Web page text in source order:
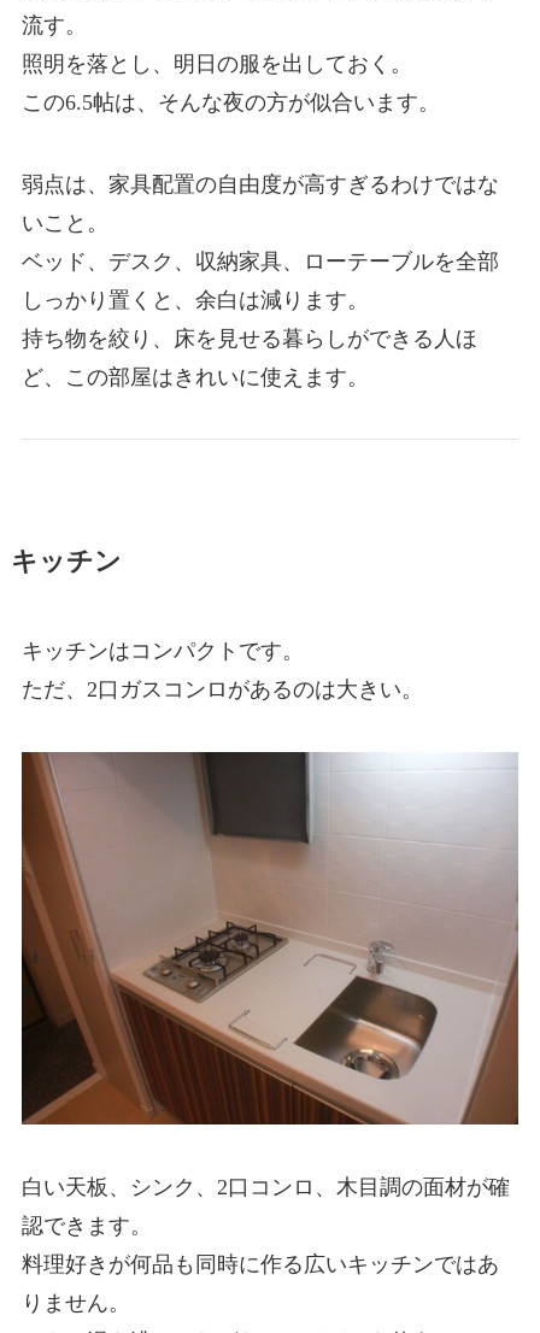
流す。
照明を落とし、明日の服を出しておく。
この6.5帖は、そんな夜の方が似合います。
弱点は、家具配置の自由度が高すぎるわけではな
いこと。
ベッド、デスク、収納家具、ローテーブルを全部
しっかり置くと、余白は減ります。
持ち物を絞り、床を見せる暮らしができる人ほ
ど、この部屋はきれいに使えます。
キッチン
キッチンはコンパクトです。
ただ、2口ガスコンロがあるのは大きい。
白い天板、シンク、2口コンロ、木目調の面材が確
認できます。
料理好きが何品も同時に作る広いキッチンではあ
りません。